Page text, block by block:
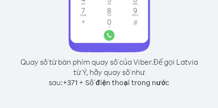
Quay số từ bàn phím quay số của Viber.Để gọi Latvia
từ Ý, hãy quay số như
sau:+371 + Số điện thoại trong nước